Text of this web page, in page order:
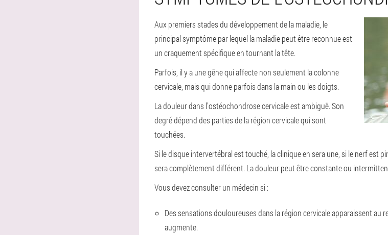
Aux premiers stades du développement de la maladie, le
principal symptôme par lequel la maladie peut être reconnue est
un craquement spécifique en tournant la tête.
Parfois, il y a une gêne qui affecte non seulement la colonne
cervicale, mais qui donne parfois dans la main ou les doigts.
La douleur dans l'ostéochondrose cervicale est ambiguë. Son
degré dépend des parties de la région cervicale qui sont
touchées.
Si le disque intervertébral est touché, la clinique en sera une, si le nerf est
sera complètement différent. La douleur peut être constante ou
Vous devez consulter un médecin si :
Des sensations douloureuses dans la région cervicale apparaissent au
augmente.